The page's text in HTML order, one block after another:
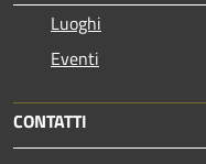
Luoghi
Eventi
CONTATTI